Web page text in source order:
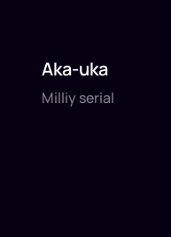
Milliy serial
daq
Aka-uka
Milliy serial